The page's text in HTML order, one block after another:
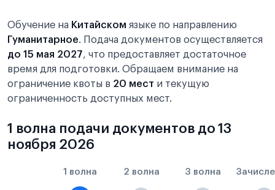
Обучение на Китайском языке по направлению
Гуманитарное. Подача документов осуществляется
до 15 мая 2027, что предоставляет достаточное
время для подготовки. Обращаем внимание на
ограничение квоты в 20 мест и текущую
ограниченность доступных мест.
1 волна подачи документов до 13
ноября 2026
1 волна 2 волна 3 волна